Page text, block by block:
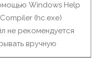
Windows Help
(hc.exe)
не рекомендуется
вручную